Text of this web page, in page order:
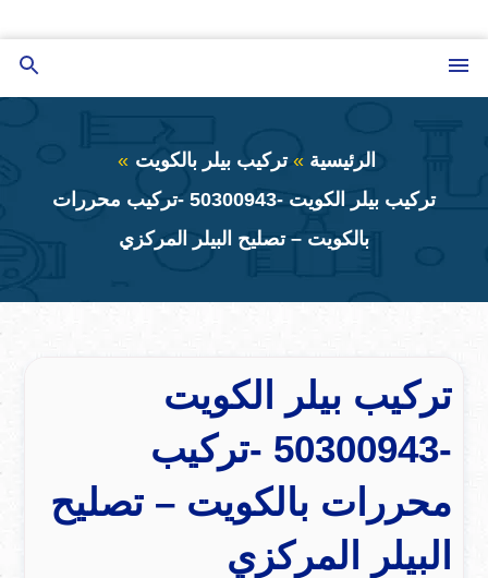
إلى
المحتوى
الرئيسية
تركيب بيلر بالكويت
تركيب بيلر الكويت -50300943 -تركيب محررات
بالكويت – تصليح البيلر المركزي
تركيب بيلر الكويت
-50300943 -تركيب
محررات بالكويت – تصليح
البيلر المركزي